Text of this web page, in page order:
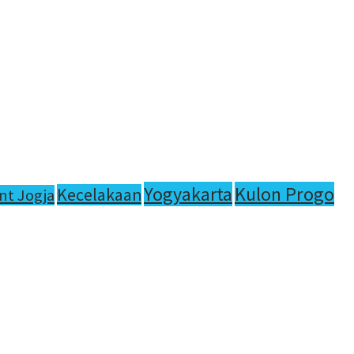
Jogja KecelakaanYogyakarta Kulon Progo